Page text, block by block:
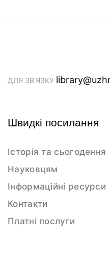
ДЛЯ ЗВ'ЯЗКУ
Швидкі посилання
Історія та сьогодення
Науковцям
Інформаційні ресурси
Контакти
Платні послуги